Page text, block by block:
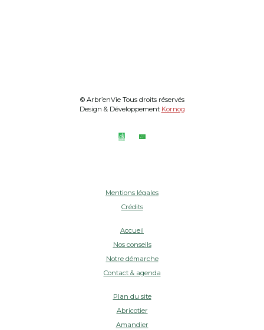
© Arbr’enVie Tous droits réservés
Design & Développement Kornog
Mentions légales
Crédits
Accueil
Nos conseils
Notre démarche
Contact & agenda
Plan du site
Abricotier
Amandier